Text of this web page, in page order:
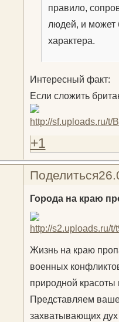
правило,
людей, и может
характера.
Интересный факт:
Если сложить
+1
Поделиться
Города на краю
Жизнь на краю
военных
природной
Представляем
захватывающих